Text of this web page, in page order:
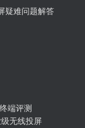
疑难问题解答
端评测
无线投屏